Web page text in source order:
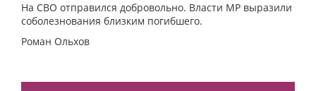
На СВО отправился добровольно. Власти МР выразили
соболезнования близким погибшего.
Роман Ольхов